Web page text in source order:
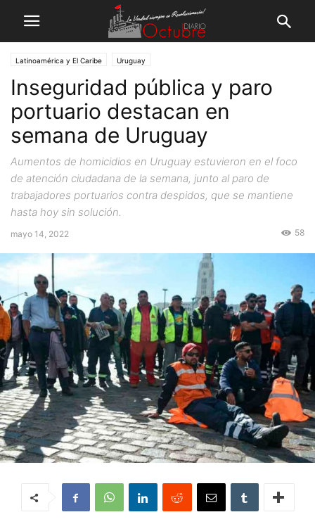
Latinoamérica y El Caribe Uruguay
Inseguridad pública y paro
portuario destacan en
semana de Uruguay
Aumentos de homicidios en Uruguay estuvieron en el foco
de atención ciudadana de la semana, junto al paro de
trabajadores portuarios contra despidos, que se mantiene
hasta hoy sin solución.
mayo 14, 2022 58